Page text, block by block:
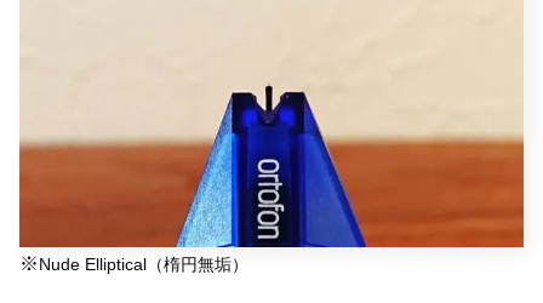
※Nude Elliptical（楕円無垢）